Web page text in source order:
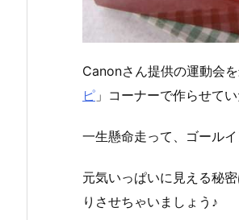
Canonさん提供の運動会
ピ 」コーナーで作らせて
一生懸命走って、ゴール
元気いっぱいに見える秘
りさせちゃいましょう♪